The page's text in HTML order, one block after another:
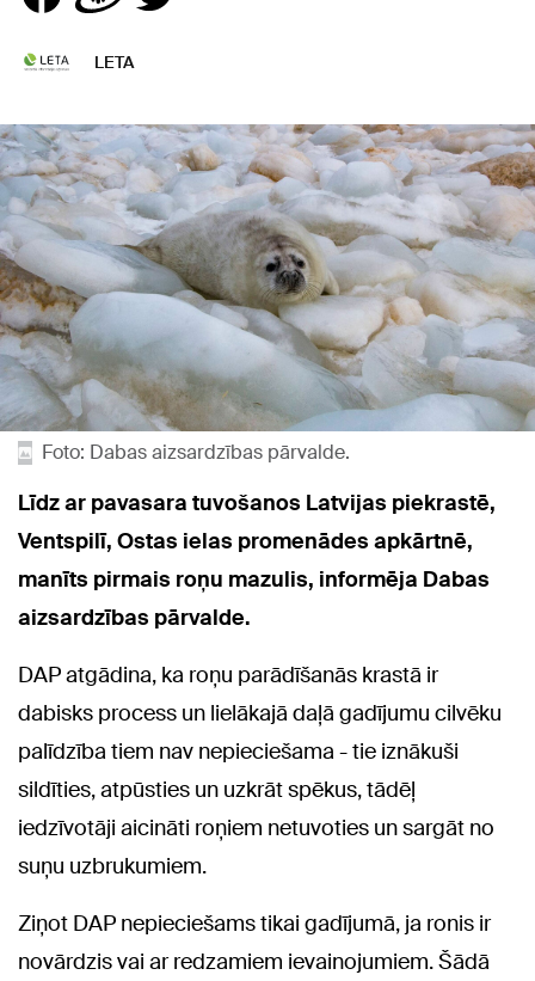
LETA
Foto: Dabas aizsardzības pārvalde.
Līdz ar pavasara tuvošanos Latvijas piekrastē,
Ventspilī, Ostas ielas promenādes apkārtnē,
manīts pirmais roņu mazulis, informēja Dabas
aizsardzības pārvalde.
DAP atgādina, ka roņu parādīšanās krastā ir
dabisks process un lielākajā daļā gadījumu cilvēku
palīdzība tiem nav nepieciešama - tie iznākuši
sildīties, atpūsties un uzkrāt spēkus, tādēļ
iedzīvotāji aicināti roņiem netuvoties un sargāt no
suņu uzbrukumiem.
Ziņot DAP nepieciešams tikai gadījumā, ja ronis ir
novārdzis vai ar redzamiem ievainojumiem. Šādā